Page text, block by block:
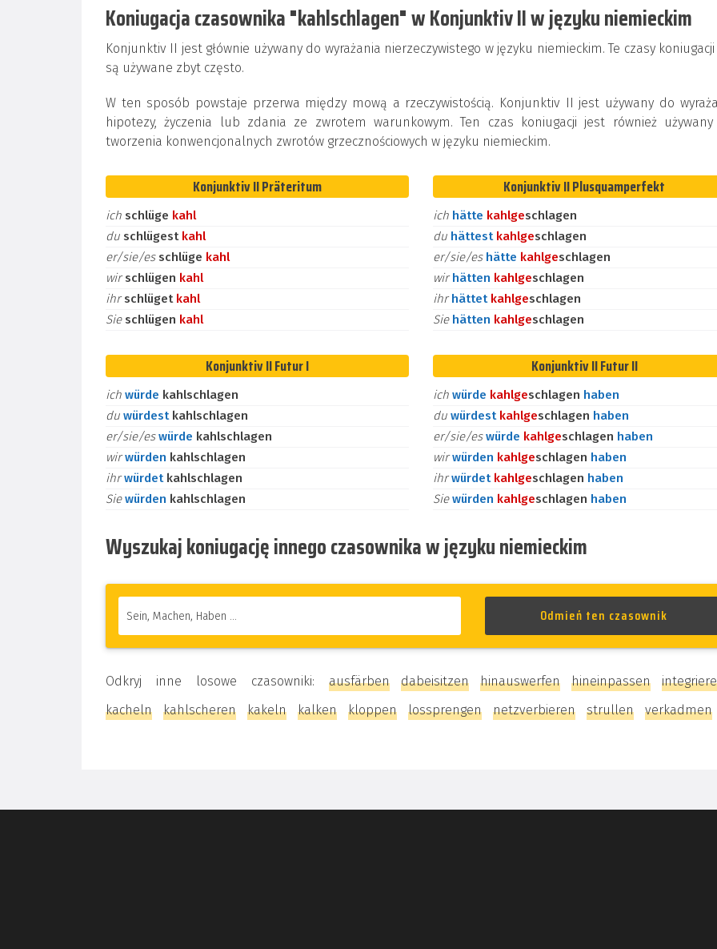
Koniugacja czasownika "kahlschlagen" w Konjunktiv II w języku niemieckim
Konjunktiv II jest głównie używany do wyrażania nierzeczywistego w języku niemieckim. Te czasy
są używane zbyt często.
W ten sposób powstaje przerwa między mową a rzeczywistością. Konjunktiv II jest używany do
hipotezy, życzenia lub zdania ze zwrotem warunkowym. Ten czas koniugacji jest również
tworzenia konwencjonalnych zwrotów grzecznościowych w języku niemieckim.
Konjunktiv II Präteritum
ich schlüge kahl
du schlügest kahl
er/sie/es schlüge kahl
wirschlügen kahl
ihrschlüget kahl
Sie schlügen kahl
Konjunktiv II Plusquamperfekt
ich hätte kahlgeschlagen
du hättest kahlgeschlagen
er/sie/es hätte kahlgeschlagen
wirhätten kahlgeschlagen
ihrhättet kahlgeschlagen
Sie hätten kahlgeschlagen
Konjunktiv II Futur I
ich würde kahlschlagen
du würdest kahlschlagen
er/sie/eswürde kahlschlagen
wirwürden kahlschlagen
ihrwürdet kahlschlagen
Siewürden kahlschlagen
Konjunktiv II Futur II
ich würde kahlgeschlagen haben
du würdest kahlgeschlagen haben
er/sie/eswürde kahlgeschlagen haben
wirwürden kahlgeschlagen haben
ihrwürdet kahlgeschlagen haben
Siewürden kahlgeschlagen haben
Wyszukaj koniugację innego czasownika w języku niemieckim
Odkryj inne losowe czasowniki: ausfärben dabeisitzen hinauswerfen hineinpassen
kacheln
kahlscheren kakeln kalken kloppen lossprengen netzverbieren strullen verkadmen